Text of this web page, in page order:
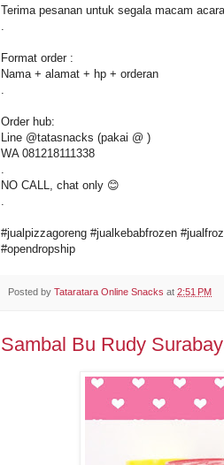
Terima pesanan untuk segala macam
.
Format order :
Nama + alamat + hp + orderan
.
Order hub:
Line @tatasnacks (pakai @ )
WA 081218111338
.
NO CALL, chat only 😊
.
#jualpizzagoreng #jualkebabfrozen
#opendropship
Posted by Tataratara Online Snacks at 2:51 PM
Sambal Bu Rudy